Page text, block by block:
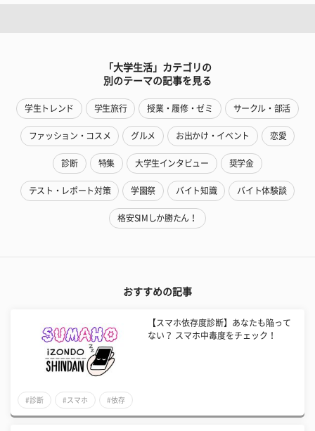
「大学生活」カテゴリの
別のテーマの記事を見る
学生トレンド 学生旅行 授業・履修・ゼミ サークル・部活
ファッション・コスメ グルメ お出かけ・イベント 恋愛
診断 特集 大学生インタビュー 奨学金
テスト・レポート対策 学園祭 バイト知識 バイト体験談
格安SIMしか勝たん！
おすすめの記事
【スマホ依存度診断】あなたも陥って
ない？ スマホ中毒度をチェック！
#診断 #スマホ #依存